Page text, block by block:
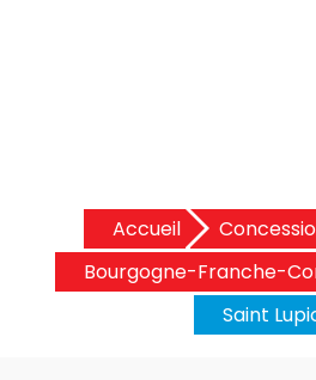
Accueil
Bourgogne-Franche-
Saint